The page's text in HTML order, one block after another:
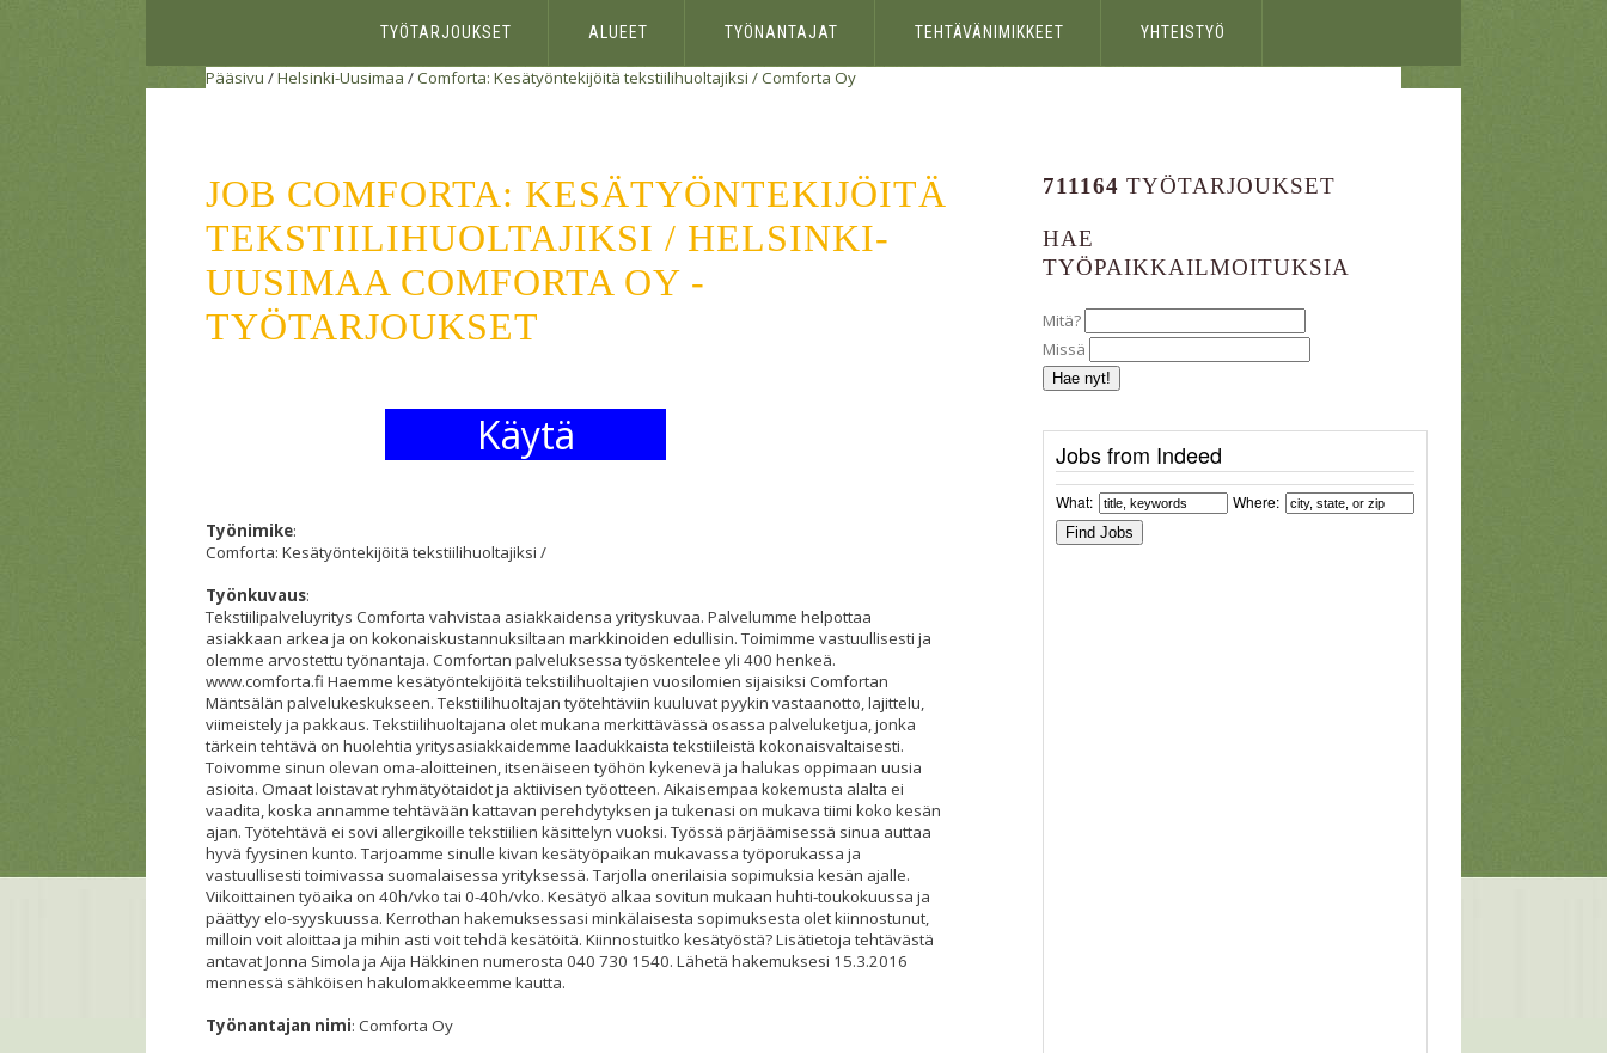
TYÖTARJOUKSET ALUEET TYÖNANTAJAT TEHTÄVÄNIMIKKEET YHTEISTYÖ
Pääsivu /Helsinki-Uusimaa /Comforta: Kesätyöntekijöitä tekstiilihuoltajiksi /Comforta Oy
JOB COMFORTA: KESÄTYÖNTEKIJÖITÄ
TEKSTIILIHUOLTAJIKSI / HELSINKI-
UUSIMAA COMFORTA OY -
TYÖTARJOUKSET
Käytä
Työnimike:
Comforta: Kesätyöntekijöitä tekstiilihuoltajiksi /
Työnkuvaus:
Tekstiilipalveluyritys Comforta vahvistaa asiakkaidensa yrityskuvaa. Palvelumme helpottaa
asiakkaan arkea ja on kokonaiskustannuksiltaan markkinoiden edullisin. Toimimme vastuullisesti ja
olemme arvostettu työnantaja. Comfortan palveluksessa työskentelee yli 400 henkeä.
www.comforta.fi Haemme kesätyöntekijöitä tekstiilihuoltajien vuosilomien sijaisiksi Comfortan
Mäntsälän palvelukeskukseen. Tekstiilihuoltajan työtehtäviin kuuluvat pyykin vastaanotto, lajittelu,
viimeistely ja pakkaus. Tekstiilihuoltajana olet mukana merkittävässä osassa palveluketjua, jonka
tärkein tehtävä on huolehtia yritysasiakkaidemme laadukkaista tekstiileistä kokonaisvaltaisesti.
Toivomme sinun olevan oma-aloitteinen, itsenäiseen työhön kykenevä ja halukas oppimaan uusia
asioita. Omaat loistavat ryhmätyötaidot ja aktiivisen työotteen. Aikaisempaa kokemusta alalta ei
vaadita, koska annamme tehtävään kattavan perehdytyksen ja tukenasi on mukava tiimi koko kesän
ajan. Työtehtävä ei sovi allergikoille tekstiilien käsittelyn vuoksi. Työssä pärjäämisessä sinua auttaa
hyvä fyysinen kunto. Tarjoamme sinulle kivan kesätyöpaikan mukavassa työporukassa ja
vastuullisesti toimivassa suomalaisessa yrityksessä. Tarjolla onerilaisia sopimuksia kesän ajalle.
Viikoittainen työaika on 40h/vko tai 0-40h/vko. Kesätyö alkaa sovitun mukaan huhti-toukokuussa ja
päättyy elo-syyskuussa. Kerrothan hakemuksessasi minkälaisesta sopimuksesta olet kiinnostunut,
milloin voit aloittaa ja mihin asti voit tehdä kesätöitä. Kiinnostuitko kesätyöstä? Lisätietoja tehtävästä
antavat Jonna Simola ja Aija Häkkinen numerosta 040 730 1540. Lähetä hakemuksesi 15.3.2016
mennessä sähköisen hakulomakkeemme kautta.
Työnantajan nimi: Comforta Oy
711164 TYÖTARJOUKSET
HAE
TYÖPAIKKAILMOITUKSIA
Mitä?
Missä
Jobs from Indeed
What: Where: